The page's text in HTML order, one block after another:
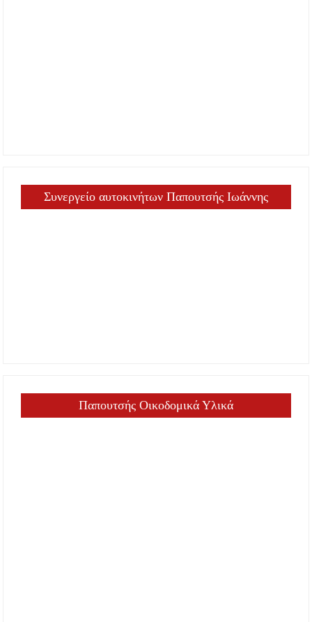
Συνεργείο αυτοκινήτων Παπουτσής Ιωάννης
Παπουτσής Οικοδομικά Υλικά